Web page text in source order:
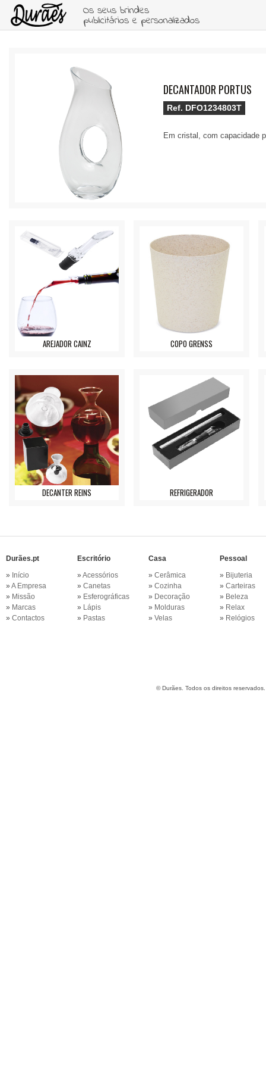
Os seus brindes
publicitários e personalizados
DECANTADOR PORTUS
Em cristal, com capacidade
Ref. DFO1234803T
AREJADOR CAINZ COPO GRENSS
DECANTER REINS REFRIGERADOR
Durães.pt
» Início
» A Empresa
» Missão
» Marcas
» Contactos
Escritório
» Acessórios
» Canetas
» Esferográficas
» Lápis
» Pastas
Casa
» Cerâmica
» Cozinha
» Decoração
» Molduras
» Velas
Pessoal
» Bijuteria
» Carteiras
» Beleza
» Relax
» Relógios
©Durães. Todos os direitos